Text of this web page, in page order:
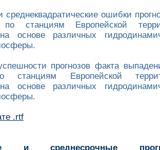
среднеквадратические ошибки
станциям Европейской
основе различных
прогнозов факта
станциям Европейской
основе различных
.rtf
и среднесрочные